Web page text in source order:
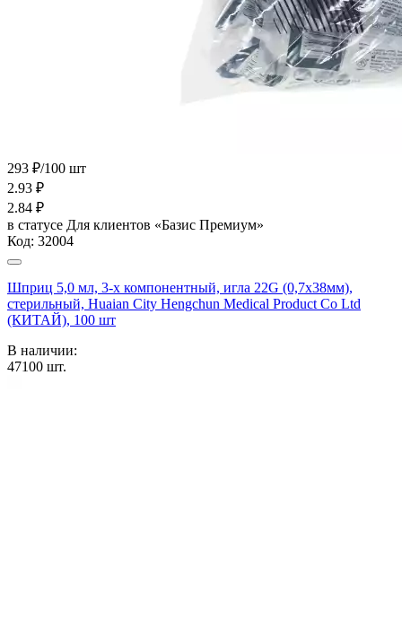
293 ₽/100 шт
2.93 ₽
2.84 ₽
в статусе Для клиентов «Базис Премиум»
Код: 32004
Шприц 5,0 мл, 3-х компонентный, игла 22G (0,7х38мм),
стерильный, Huaian City Hengchun Medical Product Co Ltd
(КИТАЙ), 100 шт
В наличии:
47100 шт.